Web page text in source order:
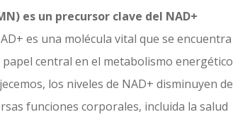
es un precursor clave del NAD+
es una molécula vital que se encuentra
central en el metabolismo energético
los niveles de NAD+ disminuyen de
funciones corporales, incluida la salud